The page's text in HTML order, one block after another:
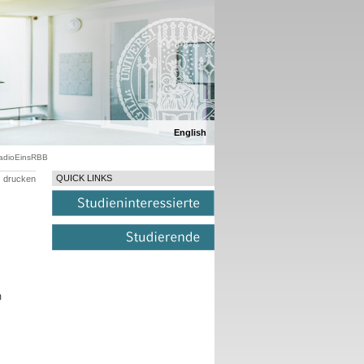
English
drucken QUICK LINKS